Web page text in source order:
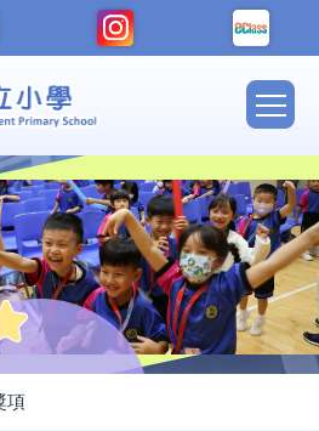
Main
項